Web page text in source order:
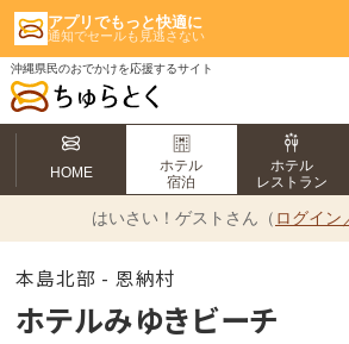
アプリでもっと快適に
通知でセールも見逃さない
沖縄県民のおでかけを応援するサイト
HOME
ホテル
宿泊
ホテル
レストラン
はいさい！ ゲストさん（ ログイン
本島北部 - 恩納村
ホテルみゆきビーチ